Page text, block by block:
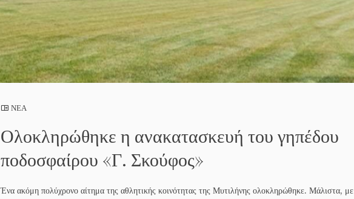
ΝΕΑ
Ολοκληρώθηκε η ανακατασκευή του γηπέδου
ποδοσφαίρου «Γ. Σκούφος»
Ένα ακόμη πολύχρονο αίτημα της αθλητικής κοινότητας της Μυτιλήνης ολοκληρώθηκε. Μάλιστα, με